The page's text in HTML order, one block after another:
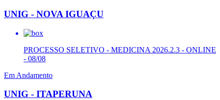
UNIG - NOVA IGUAÇU
PROCESSO SELETIVO - MEDICINA 2026.2.3 - ONLINE
- 08/08
Em Andamento
UNIG - ITAPERUNA